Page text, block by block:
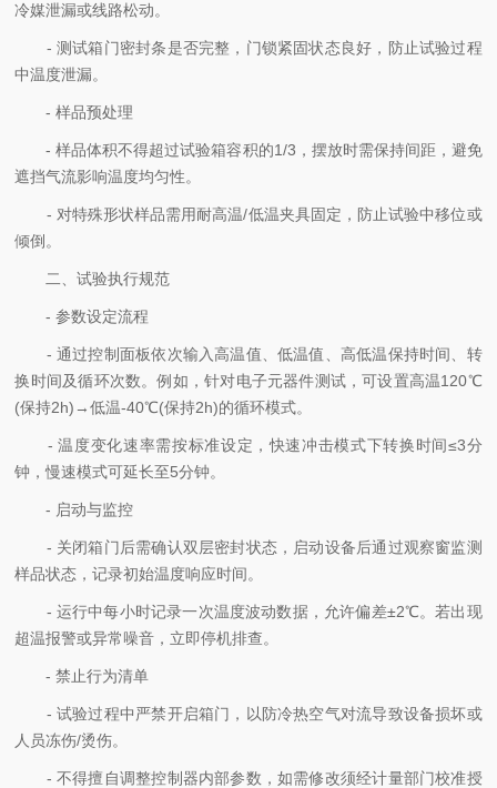
冷媒泄漏或线路松动。
- 测试箱门密封条是否完整，门锁紧固状态良好，防止试验过程
中温度泄漏。
- 样品预处理
- 样品体积不得超过试验箱容积的1/3，摆放时需保持间距，避免
遮挡气流影响温度均匀性。
- 对特殊形状样品需用耐高温/低温夹具固定，防止试验中移位或
倾倒。
二、试验执行规范
- 参数设定流程
- 通过控制面板依次输入高温值、低温值、高低温保持时间、转
换时间及循环次数。例如，针对电子元器件测试，可设置高温120℃
(保持2h)→低温-40℃(保持2h)的循环模式。
- 温度变化速率需按标准设定，快速冲击模式下转换时间≤3分
钟，慢速模式可延长至5分钟。
- 启动与监控
- 关闭箱门后需确认双层密封状态，启动设备后通过观察窗监测
样品状态，记录初始温度响应时间。
- 运行中每小时记录一次温度波动数据，允许偏差±2℃。若出现
超温报警或异常噪音，立即停机排查。
- 禁止行为清单
- 试验过程中严禁开启箱门，以防冷热空气对流导致设备损坏或
人员冻伤/烫伤。
- 不得擅自调整控制器内部参数，如需修改须经计量部门校准授